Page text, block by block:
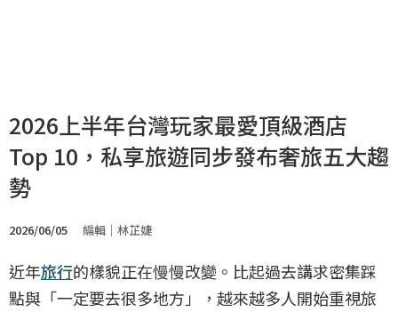
2026上半年台灣玩家最愛頂級酒店
Top 10，私享旅遊同步發布奢旅五大趨
勢
2026/06/05 編輯｜林芷婕
近年旅行的樣貌正在慢慢改變。比起過去講求密集踩
點與「一定要去很多地方」，越來越多人開始重視旅